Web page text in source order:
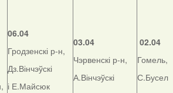
06.04
Гродзенскі р-н,
Дз.Вінчэўскі
і Е.Майсюк
03.04
Чэрвенскі р-н,
А.Вінчэўскі
02.04
Гомель,
С.Бусел